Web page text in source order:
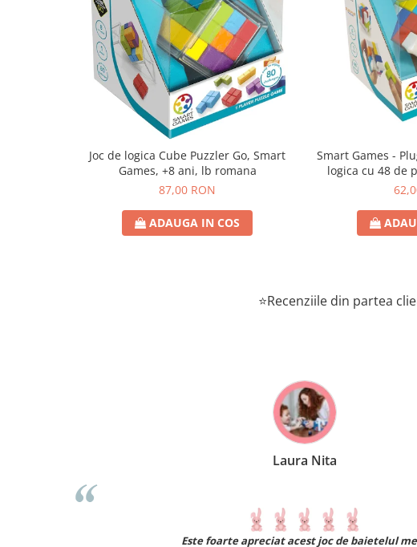
Joc de logica Cube Puzzler Go, Smart
Games, +8 ani, lb romana
87,00 RON
ADAUGA IN COS
Smart Games - Plug Play Puzzler, joc
logica cu 48 de
⭐Recenziile din partea
Este foarte apreciat acest joc de baietelul meu.